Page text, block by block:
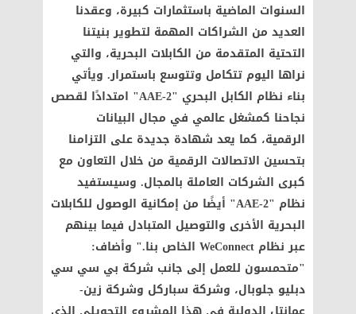
السنوات الماضية باستثمارات كبيرة، وعقدنا
العديد من الشراكات المهمة لتطوير بنيتنا
التحتية المتقدمة من الكابلات البحرية، والتي
نراها اليوم تتكامل وتتوسع باستمرار. ويأتي
بناء نظام الكابل البحري "AAE-2" امتدادًا لقصص
نجاحنا كمشغل عالمي في مجال البيانات
الرقمية، كما يعد شهادة جديدة على التزامنا
بتحسين الاتصالات الرقمية من خلال التعاون مع
كبرى الشركات العاملة بالمجال. وسيستفيد
نظام "AAE-2" أيضًا من إمكانية الوصول للكابلات
البحرية الأخرى والتوصيل المتبادل فيما بينهم
عبر نظام WeConnect الخاص بنا." وأضاف:
"متحمسون للعمل إلى جانب شركة بي سي سي
دبليو جلوبال، وشركة سباركل وشركة زين-